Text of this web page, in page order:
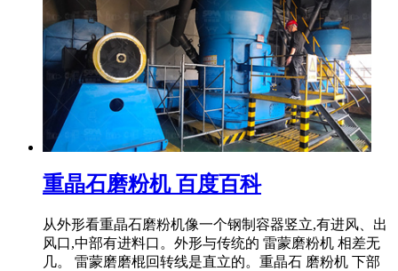
重晶石磨粉机 百度百科
从外形看重晶石磨粉机像一个钢制容器竖立,有进风、出
风口,中部有进料口。外形与传统的 雷蒙磨粉机 相差无
几。 雷蒙磨磨棍回转线是直立的。重晶石 磨粉机 下部